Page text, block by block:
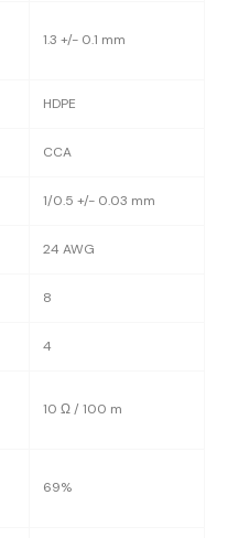
1.3 +/- 0.1 mm
HDPE
CCA
1/0.5 +/- 0.03 mm
24 AWG
8
4
10 Ω / 100 m
69%